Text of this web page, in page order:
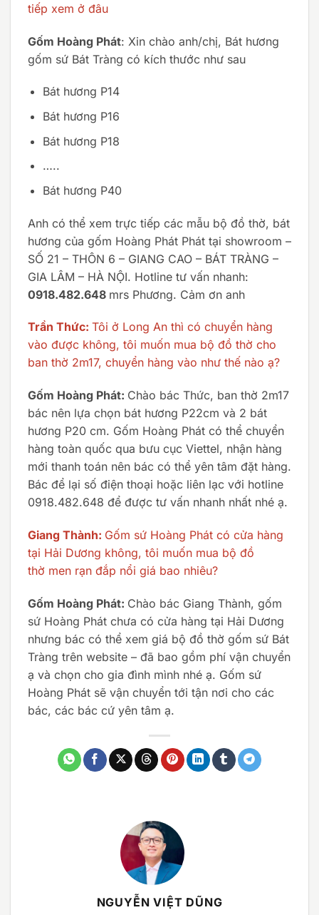
tiếp xem ở đâu
Gốm Hoàng Phát: Xin chào anh/chị, Bát hương
gốm sứ Bát Tràng có kích thước như sau
Bát hương P14
Bát hương P16
Bát hương P18
…..
Bát hương P40
Anh có thể xem trực tiếp các mẫu bộ đồ thờ, bát
hương của gốm Hoàng Phát Phát tại showroom –
SỐ 21 – THÔN 6 – GIANG CAO – BÁT TRÀNG –
GIA LÂM – HÀ NỘI. Hotline tư vấn nhanh:
0918.482.648 mrs Phương. Cảm ơn anh
Trần Thức: Tôi ở Long An thì có chuyển hàng
vào được không, tôi muốn mua bộ đồ thờ cho
ban thờ 2m17, chuyển hàng vào như thế nào ạ?
Gốm Hoàng Phát: Chào bác Thức, ban thờ 2m17
bác nên lựa chọn bát hương P22cm và 2 bát
hương P20 cm. Gốm Hoàng Phát có thể chuyển
hàng toàn quốc qua bưu cục Viettel, nhận hàng
mới thanh toán nên bác có thể yên tâm đặt hàng.
Bác để lại số điện thoại hoặc liên lạc với hotline
0918.482.648 để được tư vấn nhanh nhất nhé ạ.
Giang Thành: Gốm sứ Hoàng Phát có cửa hàng
tại Hải Dương không, tôi muốn mua bộ đồ
thờ men rạn đắp nổi giá bao nhiêu?
Gốm Hoàng Phát: Chào bác Giang Thành, gốm
sứ Hoàng Phát chưa có cửa hàng tại Hải Dương
nhưng bác có thể xem giá bộ đồ thờ gốm sứ Bát
Tràng trên website – đã bao gồm phí vận chuyển
ạ và chọn cho gia đình mình nhé ạ. Gốm sứ
Hoàng Phát sẽ vận chuyển tới tận nơi cho các
bác, các bác cứ yên tâm ạ.
NGUYỄN VIỆT DŨNG